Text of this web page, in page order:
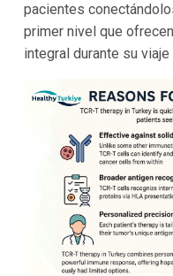
pacientes
primer nivel que
integral durante su